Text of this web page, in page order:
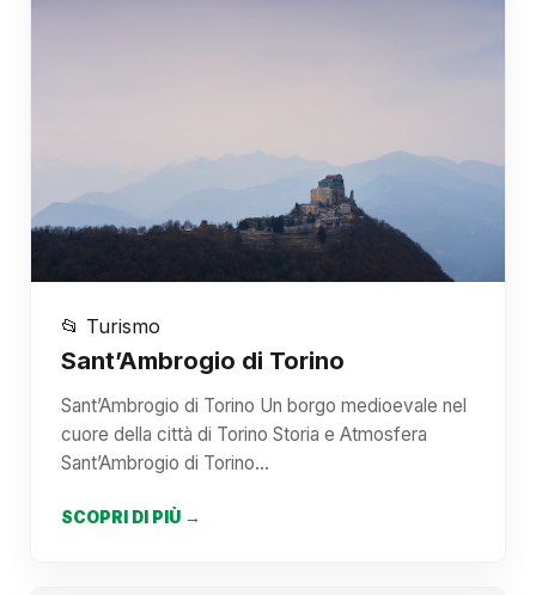
📂 Turismo
Sant’Ambrogio di Torino
Sant’Ambrogio di Torino Un borgo medioevale nel
cuore della città di Torino Storia e Atmosfera
Sant’Ambrogio di Torino…
SCOPRI DI PIÙ →